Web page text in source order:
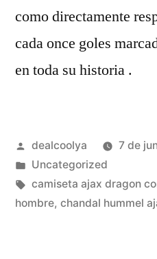
como directamente
cada once goles
en toda su historia .
Publicado
por
dealcoolya
7 de
Publicado
en
Uncategorized
Etiquetas:
camiseta ajax dragon
hombre, chandal hummel